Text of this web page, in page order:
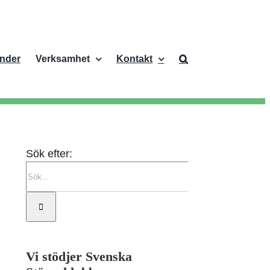
Verksamhet Kontakt
Sök efter:
Vi stödjer Svenska